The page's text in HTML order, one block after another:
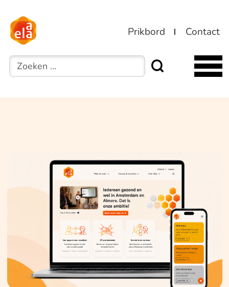
Prikbord Contact
Zoeken